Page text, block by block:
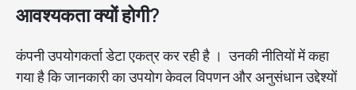
आवश्यकता क्यों होगी?
कंपनी उपयोगकर्ता डेटा एकत्र कर रही है । उनकी नीतियों में कहा
गया है कि जानकारी का उपयोग केवल विपणन और अनुसंधान उद्देश्यों